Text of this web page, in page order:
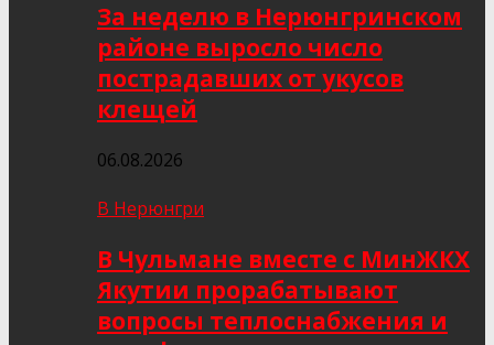
За неделю в Нерюнгринском
районе выросло число
пострадавших от укусов
клещей
06.08.2026
В Нерюнгри
В Чульмане вместе с МинЖКХ
Якутии прорабатывают
вопросы теплоснабжения и